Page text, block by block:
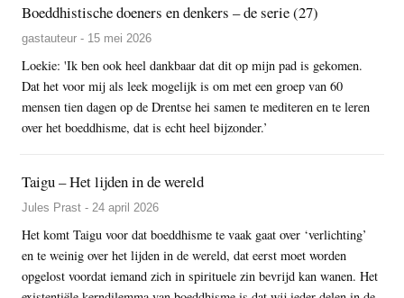
Boeddhistische doeners en denkers – de serie (27)
gastauteur - 15 mei 2026
Loekie: 'Ik ben ook heel dankbaar dat dit op mijn pad is gekomen.
Dat het voor mij als leek mogelijk is om met een groep van 60
mensen tien dagen op de Drentse hei samen te mediteren en te leren
over het boeddhisme, dat is echt heel bijzonder.’
Taigu – Het lijden in de wereld
Jules Prast - 24 april 2026
Het komt Taigu voor dat boeddhisme te vaak gaat over ‘verlichting’
en te weinig over het lijden in de wereld, dat eerst moet worden
opgelost voordat iemand zich in spirituele zin bevrijd kan wanen. Het